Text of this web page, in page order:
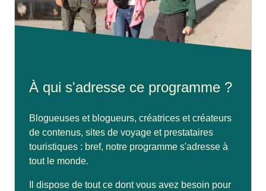
À qui s'adresse ce programme ?
Blogueuses et blogueurs, créatrices et créateurs
de contenus, sites de voyage et prestataires
touristiques : bref, notre programme s'adresse à
tout le monde.
Il dispose de tout ce dont vous avez besoin pour